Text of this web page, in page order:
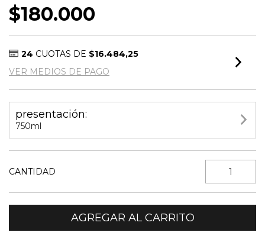
$180.000
24 CUOTAS DE $16.484,25
VER MEDIOS DE PAGO
presentación:
750ml
CANTIDAD